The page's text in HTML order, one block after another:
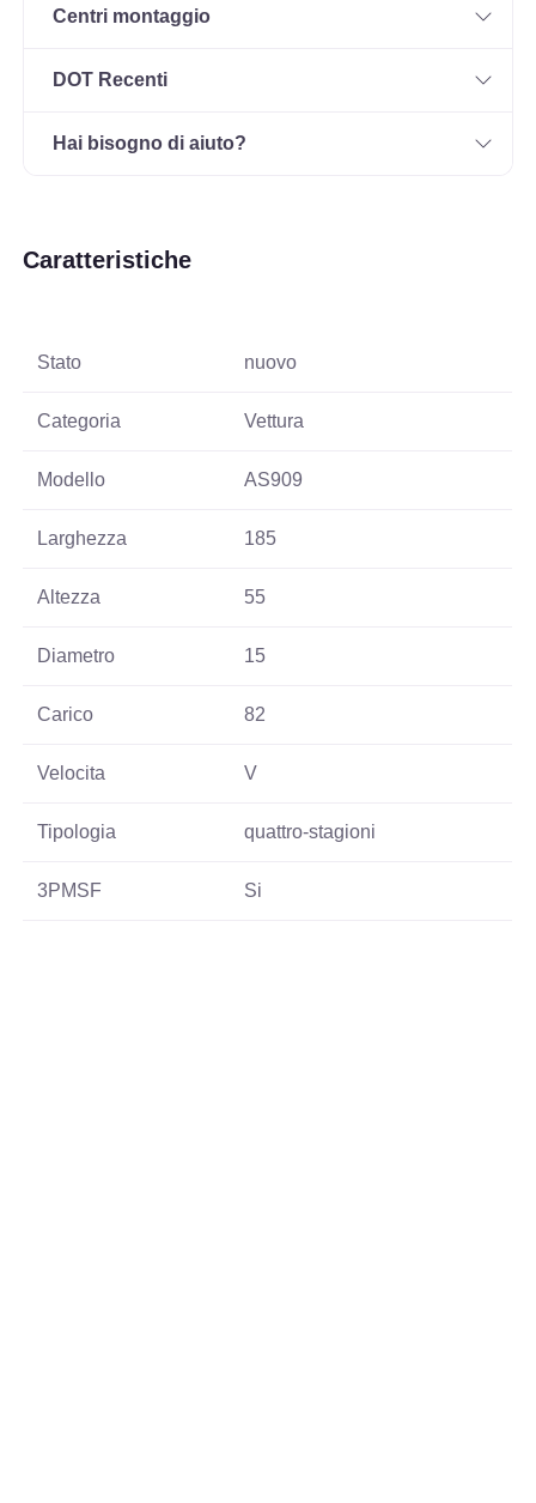
Centri montaggio
DOT Recenti
Hai bisogno di aiuto?
Caratteristiche
Stato nuovo
Categoria Vettura
Modello AS909
Larghezza 185
Altezza 55
Diametro 15
Carico 82
Velocita V
Tipologia quattro-stagioni
3PMSF Si